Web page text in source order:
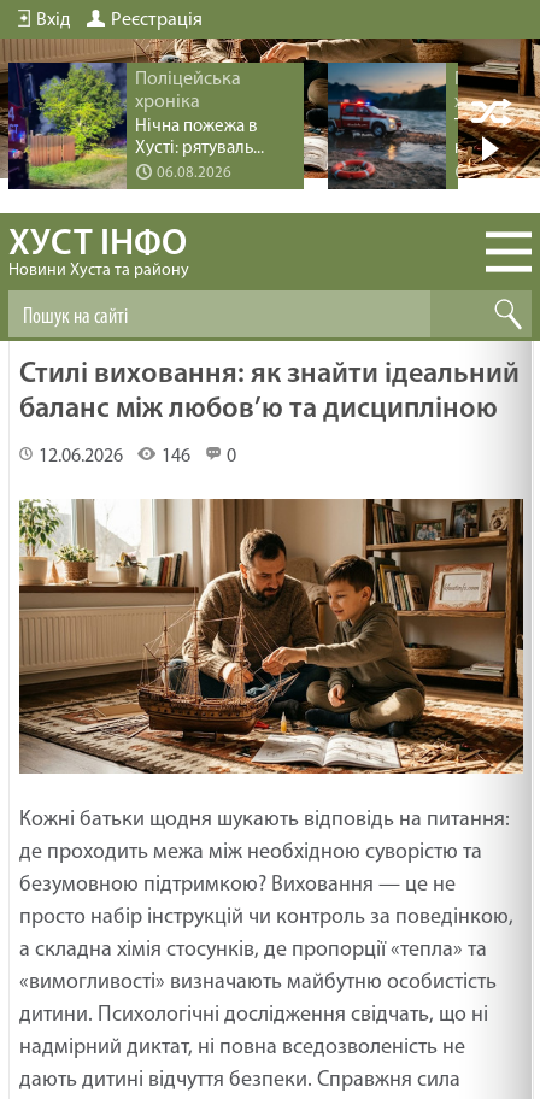
Вхід Реєстрація
Поліцейська
хроніка
Нічна пожежа в
Хусті: рятуваль...
06.08.2026
хроніка
Трагедія
купання
ХУСТ ІНФО
Новини Хуста та району
Стилі виховання: як знайти ідеальний
баланс між любов’ю та дисципліною
12.06.2026 146 0
Кожні батьки щодня шукають відповідь на питання:
де проходить межа між необхідною суворістю та
безумовною підтримкою? Виховання — це не
просто набір інструкцій чи контроль за поведінкою,
а складна хімія стосунків, де пропорції «тепла» та
«вимогливості» визначають майбутню особистість
дитини. Психологічні дослідження свідчать, що ні
надмірний диктат, ні повна вседозволеність не
дають дитині відчуття безпеки. Справжня сила